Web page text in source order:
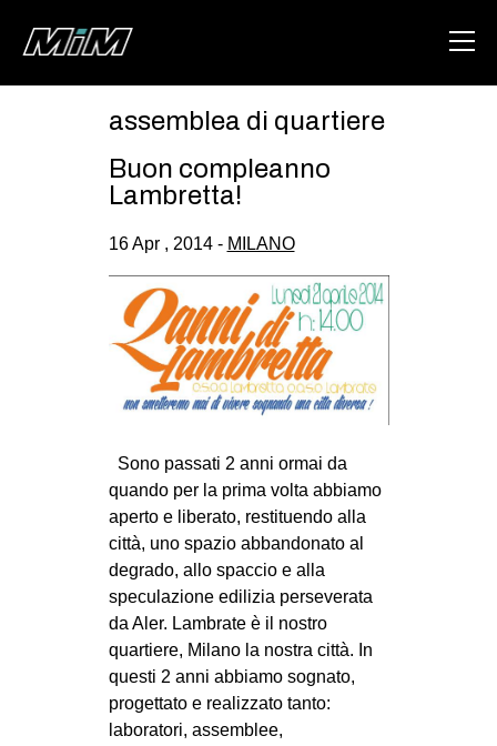
ABOUT
AREA
DEGENERAZIONE
GAZA FREESTYLE
CSOA LAMBRETTA
MSM
ZAM
MILANO
MOBILITAZIONI
SPAZI
SPORT POPOLARE
MOVIMENTI
AMBIENTE
assemblea di quartiere
Buon compleanno
Lambretta!
16 Apr , 2014 - MILANO
Sono passati 2 anni ormai da
quando per la prima volta abbiamo
aperto e liberato, restituendo alla
città, uno spazio abbandonato al
degrado, allo spaccio e alla
speculazione edilizia perseverata
da Aler. Lambrate è il nostro
quartiere, Milano la nostra città. In
questi 2 anni abbiamo sognato,
progettato e realizzato tanto:
laboratori, assemblee,